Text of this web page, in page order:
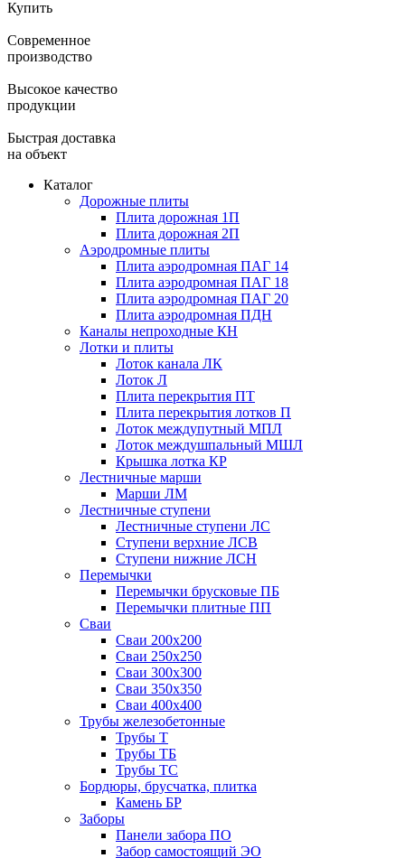
Купить
Современное
производство
Высокое качество
продукции
Быстрая доставка
на объект
Каталог
Дорожные плиты
Плита дорожная 1П
Плита дорожная 2П
Аэродромные плиты
Плита аэродромная ПАГ 14
Плита аэродромная ПАГ 18
Плита аэродромная ПАГ 20
Плита аэродромная ПДН
Каналы непроходные КН
Лотки и плиты
Лоток канала ЛК
Лоток Л
Плита перекрытия ПТ
Плита перекрытия лотков П
Лоток междупутный МПЛ
Лоток междушпальный МШЛ
Крышка лотка КР
Лестничные марши
Марши ЛМ
Лестничные ступени
Лестничные ступени ЛС
Ступени верхние ЛСВ
Ступени нижние ЛСН
Перемычки
Перемычки брусковые ПБ
Перемычки плитные ПП
Сваи
Сваи 200х200
Сваи 250х250
Сваи 300х300
Сваи 350х350
Сваи 400х400
Трубы железобетонные
Трубы Т
Трубы ТБ
Трубы ТС
Бордюры, брусчатка, плитка
Камень БР
Заборы
Панели забора ПО
Забор самостоящий ЭО